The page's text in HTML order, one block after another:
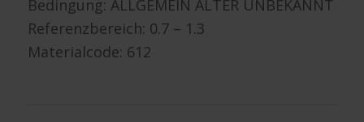
Bedingung: ALLGEMEIN ALTER UNBEKANNT
Referenzbereich: 0.7 – 1.3
Materialcode: 612